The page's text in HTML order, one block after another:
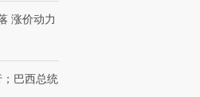
涨价动力
巴西总统